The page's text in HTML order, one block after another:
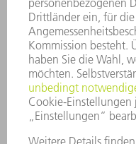
HINWEISGEBERSYSTEM
SECURITY
PRESSEMITTEILUNGEN
MAGAZINE
LIEFERANTEN
NACHHALTIGKEIT
UMWELT & KLIMA
SOZIALES &